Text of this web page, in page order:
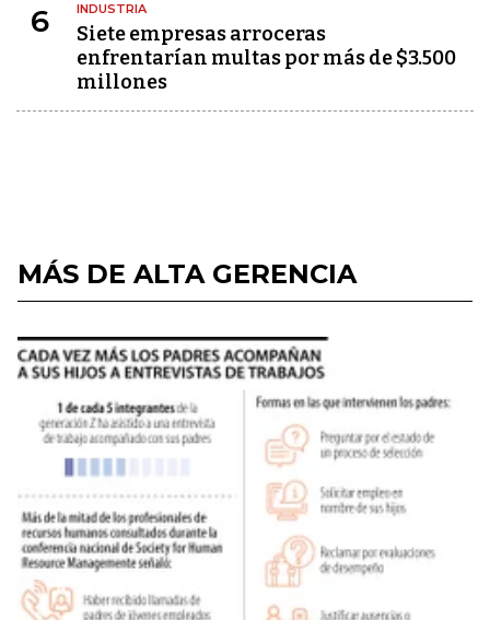
6 INDUSTRIA
Siete empresas arroceras
enfrentarían multas por más de $3.500
millones
MÁS DE ALTA GERENCIA